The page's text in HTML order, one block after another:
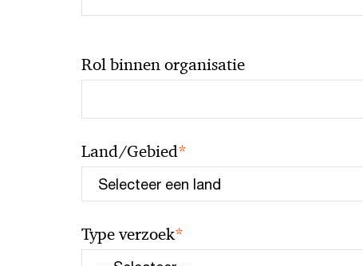
Rol binnen organisatie
Land/Gebied*
Type verzoek*